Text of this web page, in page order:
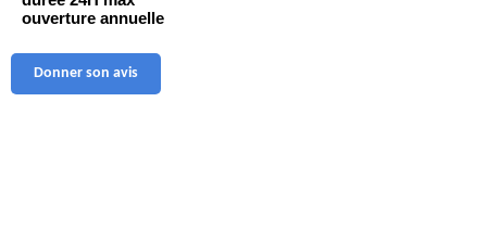
ouverture annuelle
Donner son avis